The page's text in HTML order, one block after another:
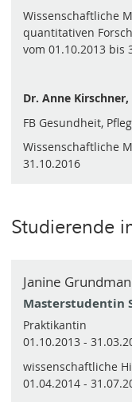
Wissenschaftliche
quantitativen
vom 01.10.2013 bis
Dr. Anne
FB Gesundheit,
Wissenschaftliche
31.10.2016
Studierende
Janine
Masterstudentin
Praktikantin
01.10.2013 -
wissenschaftliche
01.04.2014 -